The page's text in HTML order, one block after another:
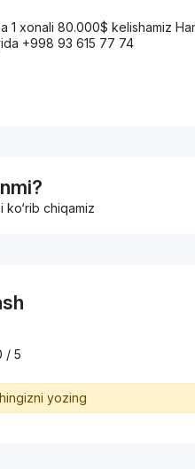
1 xonali 80.000$ kelishamiz
+998 93 615 77 74
chiqamiz
/ 5
yozing